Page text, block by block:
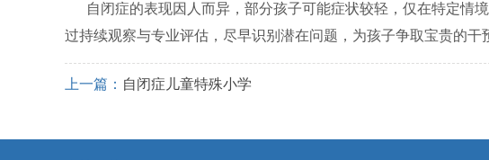
自闭症的表现因人而异，部分孩子可能症状较轻，仅在特定情
过持续观察与专业评估，尽早识别潜在问题，为孩子争取宝贵的干
上一篇： 自闭症儿童特殊小学